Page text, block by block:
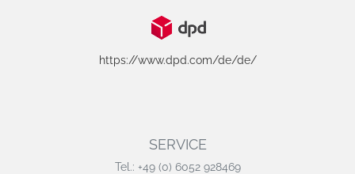
https://www.dpd.com/de/de/
SERVICE
Tel.: +49 (0) 6052 928469